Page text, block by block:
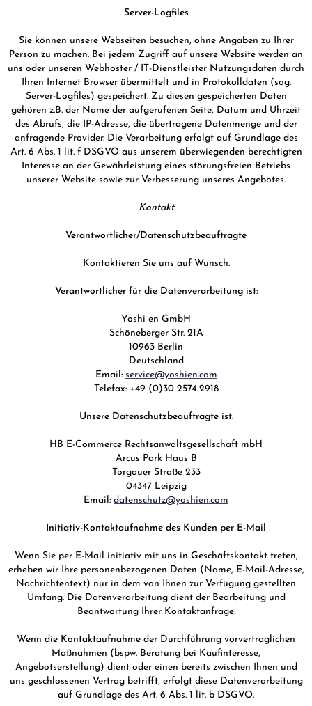
EMPFEHLUNGEN
SETS & GIFTS
PHOENIX DANCONG
TIE GUAN YIN
ZHANGPING SHUI XIAN
JAPAN
TANZANIA
THAILAND
EMPFEHLUNGEN
EARL GREY
KENIA
TÜRKEI
KLASSIKER
EMPFEHLUNGEN
SETS & GIFTS
AMAZONAS TEES
SELTENE INCENCES
Server-Logfiles
Sie können unsere Webseiten besuchen, ohne Angaben zu Ihrer
Person zu machen. Bei jedem Zugriff auf unsere Website werden an
uns oder unseren Webhoster / IT-Dienstleister Nutzungsdaten durch
Ihren Internet Browser übermittelt und in Protokolldaten (sog.
Server-Logfiles) gespeichert. Zu diesen gespeicherten Daten
gehören z.B. der Name der aufgerufenen Seite, Datum und Uhrzeit
des Abrufs, die IP-Adresse, die übertragene Datenmenge und der
anfragende Provider. Die Verarbeitung erfolgt auf Grundlage des
Art. 6 Abs. 1 lit. f DSGVO aus unserem überwiegenden berechtigten
Interesse an der Gewährleistung eines störungsfreien Betriebs
unserer Website sowie zur Verbesserung unseres Angebotes.
Kontakt
Verantwortlicher/Datenschutzbeauftragte
Kontaktieren Sie uns auf Wunsch.
Verantwortlicher für die Datenverarbeitung ist:
Yoshi en GmbH
Schöneberger Str. 21A
10963 Berlin
Deutschland
Email: service@yoshien.com
Telefax: +49 (0)30 2574 2918
Unsere Datenschutzbeauftragte ist:
HB E-Commerce Rechtsanwaltsgesellschaft mbH
Arcus Park Haus B
Torgauer Straße 233
04347 Leipzig
Email: datenschutz@yoshien.com
Initiativ-Kontaktaufnahme des Kunden per E-Mail
Wenn Sie per E-Mail initiativ mit uns in Geschäftskontakt treten,
erheben wir Ihre personenbezogenen Daten (Name, E-Mail-Adresse,
Nachrichtentext) nur in dem von Ihnen zur Verfügung gestellten
Umfang. Die Datenverarbeitung dient der Bearbeitung und
Beantwortung Ihrer Kontaktanfrage.
Wenn die Kontaktaufnahme der Durchführung vorvertraglichen
Maßnahmen (bspw. Beratung bei Kaufinteresse,
Angebotserstellung) dient oder einen bereits zwischen Ihnen und
uns geschlossenen Vertrag betrifft, erfolgt diese Datenverarbeitung
auf Grundlage des Art. 6 Abs. 1 lit. b DSGVO.